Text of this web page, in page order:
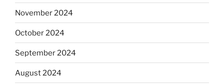
November 2024
October 2024
September 2024
August 2024